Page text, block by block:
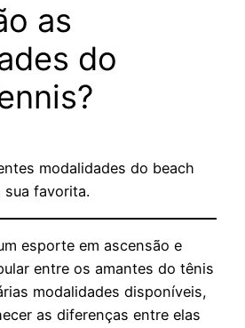
as
do
modalidades do beach
sua favorita.
esporte em ascensão e
entre os amantes do tênis
modalidades disponíveis,
as diferenças entre elas